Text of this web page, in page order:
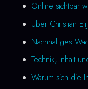
Online sichtbar
Über Christian
Nachhaltiges
Technik, Inhalt
Warum sich die